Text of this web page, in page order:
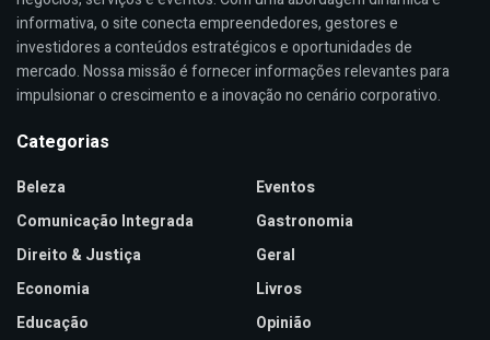
informativa, o site conecta empreendedores, gestores e
investidores a conteúdos estratégicos e oportunidades de
mercado. Nossa missão é fornecer informações relevantes para
impulsionar o crescimento e a inovação no cenário corporativo.
Categorias
Beleza
Comunicação Integrada
Direito & Justiça
Economia
Educação
Eventos
Gastronomia
Geral
Livros
Opinião